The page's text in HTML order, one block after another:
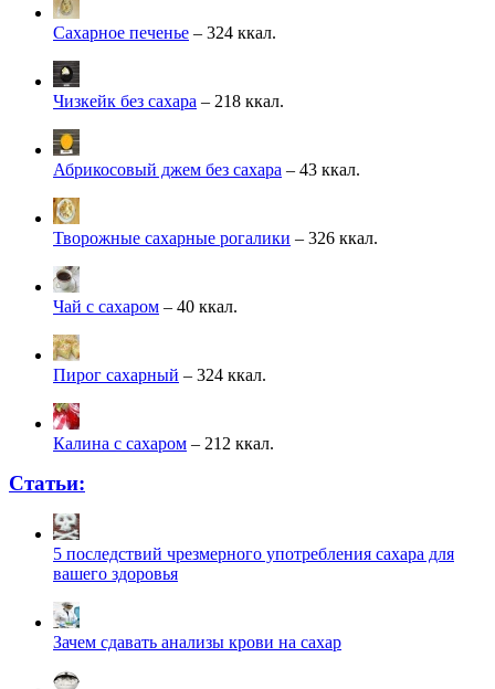
Сахарное печенье – 324 ккал.
Чизкейк без сахара – 218 ккал.
Абрикосовый джем без сахара – 43 ккал.
Творожные сахарные рогалики – 326 ккал.
Чай с сахаром – 40 ккал.
Пирог сахарный – 324 ккал.
Калина с сахаром – 212 ккал.
Статьи:
5 последствий чрезмерного употребления сахара для
вашего здоровья
Зачем сдавать анализы крови на сахар